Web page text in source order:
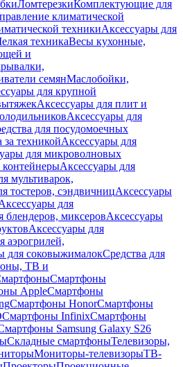
ЛомтерезкиКомплектующие для
климатической
техникиАксессуары для
техникаВесы кухонные,
и
семянМаслобойки,
для крупной
Аксессуары для плит и
Аксессуары для
для посудомоечных
за техникойАксессуары для
для микроволновых
Аксессуары для
мультиварок,
тостеров, сэндвичницАксессуары
для
блендеров, миксеровАксессуары
Аксессуары для
аэрогрилей,
для соковыжималокСредства для
ТВ и
Смартфоны
AppleСмартфоны
Смартфоны HonorСмартфоны
Смартфоны InfinixСмартфоны
Samsung Galaxy S26
Складные смартфоныТелевизоры,
Мониторы-телевизорыТВ-